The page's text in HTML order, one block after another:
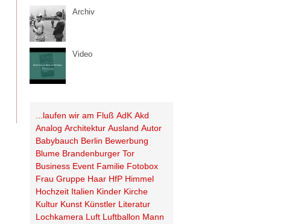
Archiv
Video
...laufen wir am Fluß AdK Akd
Analog Architektur Ausland Autor
Babybauch Berlin Bewerbung
Blume Brandenburger Tor
Business Event Familie Fotobox
Frau Gruppe Haar HfP Himmel
Hochzeit Italien Kinder Kirche
Kultur Kunst Künstler Literatur
Lochkamera Luft Luftballon Mann